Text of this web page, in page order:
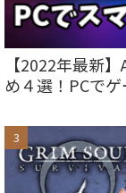
【2022年最新
め４選！PCで